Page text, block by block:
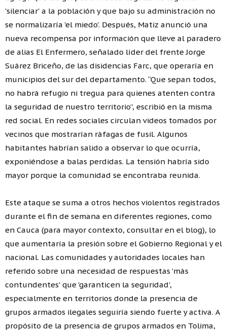
'silenciar' a la población y que bajo su administración no
se normalizaría 'el miedo'. Después, Matiz anunció una
nueva recompensa por información que lleve al paradero
de alias El Enfermero, señalado líder del frente Jorge
Suárez Briceño, de las disidencias Farc, que operaría en
municipios del sur del departamento. “Que sepan todos,
no habrá refugio ni tregua para quienes atenten contra
la seguridad de nuestro territorio”, escribió en la misma
red social. En redes sociales circulan videos tomados por
vecinos que mostrarían ráfagas de fusil. Algunos
habitantes habrían salido a observar lo que ocurría,
exponiéndose a balas perdidas. La tensión habría sido
mayor porque la comunidad se encontraba reunida.
Este ataque se suma a otros hechos violentos registrados
durante el fin de semana en diferentes regiones, como
en Cauca (para mayor contexto, consultar en el blog), lo
que aumentaría la presión sobre el Gobierno Regional y el
nacional. Las comunidades y autoridades locales han
referido sobre una necesidad de respuestas 'más
contundentes' que 'garanticen la seguridad',
especialmente en territorios donde la presencia de
grupos armados ilegales seguiría siendo fuerte y activa. A
propósito de la presencia de grupos armados en Tolima,